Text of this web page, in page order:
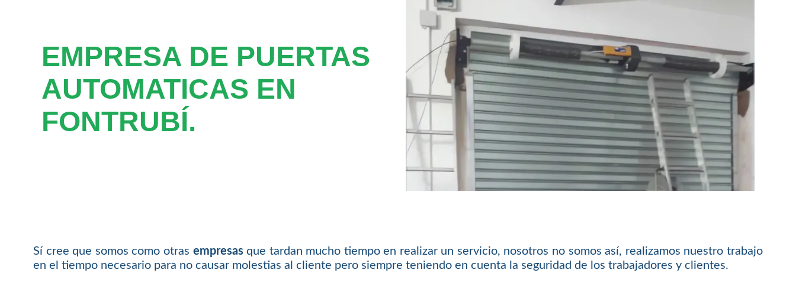
EMPRESA DE PUERTAS
AUTOMATICAS EN
FONTRUBÍ.
Sí cree que somos como otras empresasque tardan mucho tiempo en realizar un servicio, nosotros no somos así, realizamos nuestro trabajo
en el tiempo necesario para no causar molestias al cliente pero siempre teniendo en cuenta la seguridad de los trabajadores y clientes.